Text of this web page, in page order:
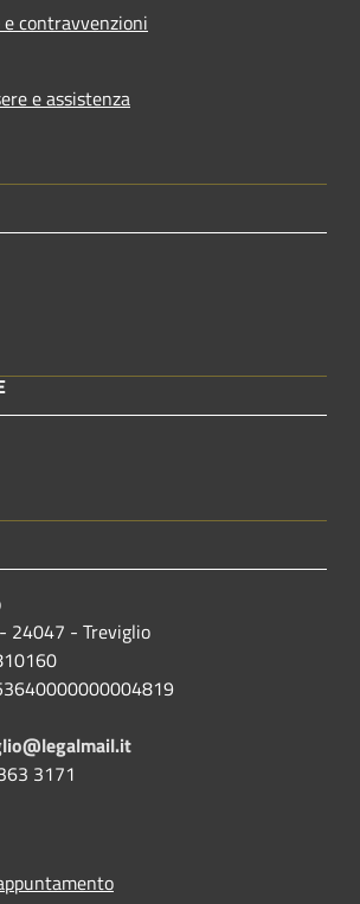
contravvenzioni
e assistenza
24047 - Treviglio
3171